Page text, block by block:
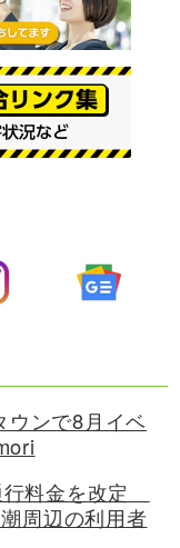
ウンで8月イベ
行料金を改定
周辺の利用者